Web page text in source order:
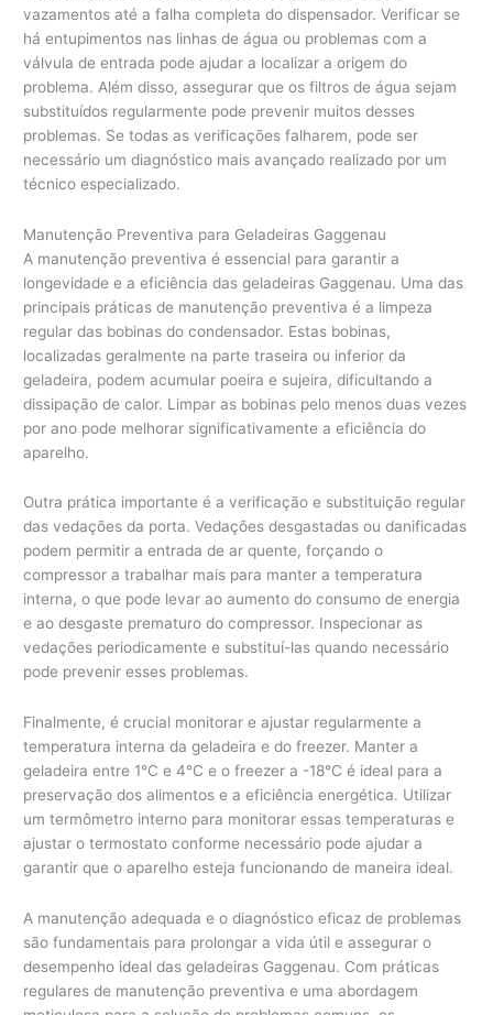
vazamentos até a falha completa do dispensador. Verificar se
há entupimentos nas linhas de água ou problemas com a
válvula de entrada pode ajudar a localizar a origem do
problema. Além disso, assegurar que os filtros de água sejam
substituídos regularmente pode prevenir muitos desses
problemas. Se todas as verificações falharem, pode ser
necessário um diagnóstico mais avançado realizado por um
técnico especializado.
Manutenção Preventiva para Geladeiras Gaggenau
A manutenção preventiva é essencial para garantir a
longevidade e a eficiência das geladeiras Gaggenau. Uma das
principais práticas de manutenção preventiva é a limpeza
regular das bobinas do condensador. Estas bobinas,
localizadas geralmente na parte traseira ou inferior da
geladeira, podem acumular poeira e sujeira, dificultando a
dissipação de calor. Limpar as bobinas pelo menos duas vezes
por ano pode melhorar significativamente a eficiência do
aparelho.
Outra prática importante é a verificação e substituição regular
das vedações da porta. Vedações desgastadas ou danificadas
podem permitir a entrada de ar quente, forçando o
compressor a trabalhar mais para manter a temperatura
interna, o que pode levar ao aumento do consumo de energia
e ao desgaste prematuro do compressor. Inspecionar as
vedações periodicamente e substituí-las quando necessário
pode prevenir esses problemas.
Finalmente, é crucial monitorar e ajustar regularmente a
temperatura interna da geladeira e do freezer. Manter a
geladeira entre 1°C e 4°C e o freezer a -18°C é ideal para a
preservação dos alimentos e a eficiência energética. Utilizar
um termômetro interno para monitorar essas temperaturas e
ajustar o termostato conforme necessário pode ajudar a
garantir que o aparelho esteja funcionando de maneira ideal.
A manutenção adequada e o diagnóstico eficaz de problemas
são fundamentais para prolongar a vida útil e assegurar o
desempenho ideal das geladeiras Gaggenau. Com práticas
regulares de manutenção preventiva e uma abordagem